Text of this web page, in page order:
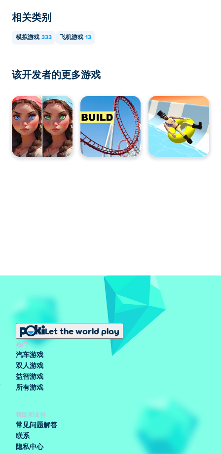
相关类别
模拟游戏 333 飞机游戏 13
该开发者的更多游戏
Let the world play
热门
汽车游戏
双人游戏
益智游戏
所有游戏
帮助和支持
常见问题解答
联系
隐私中心